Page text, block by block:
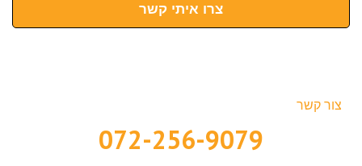
צרו איתי קשר
צור קשר
072-256-9079